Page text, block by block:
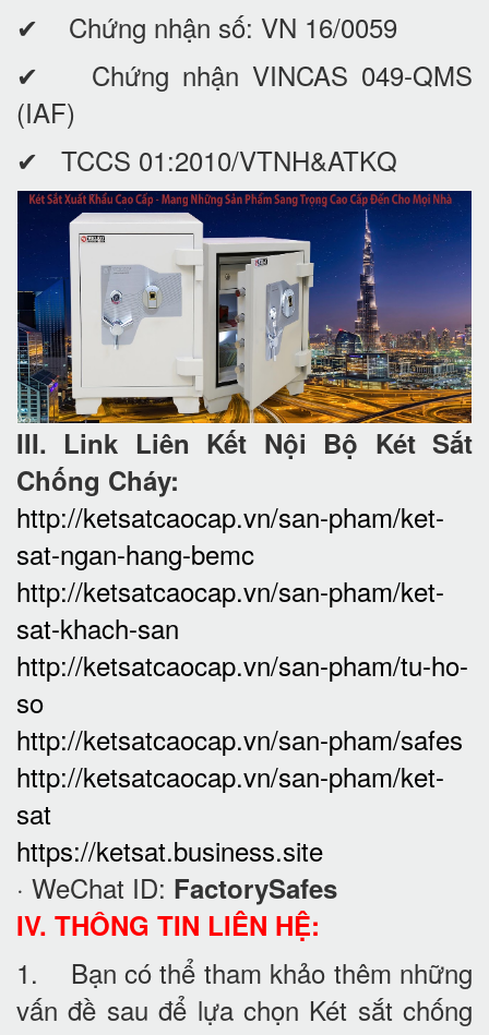
✔ Chứng nhận số: VN 16/0059
✔ Chứng nhận VINCAS 049-QMS
(IAF)
✔ TCCS 01:2010/VTNH&ATKQ
III. Link Liên Kết Nội Bộ Két Sắt
Chống Cháy:
http://ketsatcaocap.vn/san-pham/ket-
sat-ngan-hang-bemc
http://ketsatcaocap.vn/san-pham/ket-
sat-khach-san
http://ketsatcaocap.vn/san-pham/tu-ho-
so
http://ketsatcaocap.vn/san-pham/safes
http://ketsatcaocap.vn/san-pham/ket-
sat
https://ketsat.business.site
· WeChat ID: FactorySafes
IV. THÔNG TIN LIÊN HỆ:
1. Bạn có thể tham khảo thêm những
vấn đề sau để lựa chọn Két sắt chống